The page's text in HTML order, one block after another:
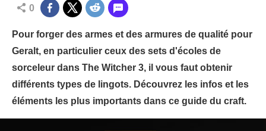
0
Pour forger des armes et des armures de qualité pour
Geralt, en particulier ceux des sets d'écoles de
sorceleur dans The Witcher 3, il vous faut obtenir
différents types de lingots. Découvrez les infos et les
éléments les plus importants dans ce guide du craft.